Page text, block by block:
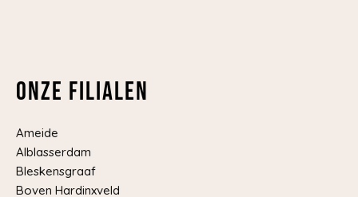
Onze filialen
Ameide
Alblasserdam
Bleskensgraaf
Boven Hardinxveld